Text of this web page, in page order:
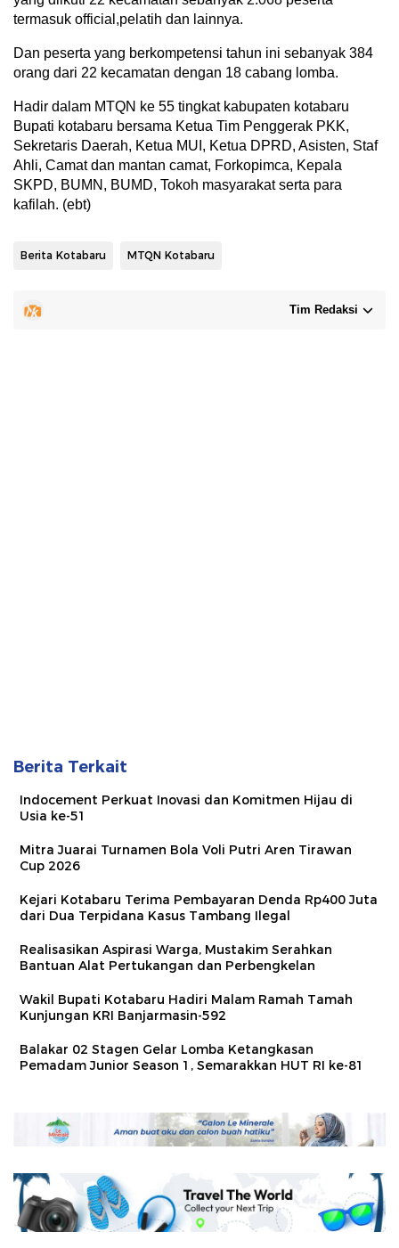
termasuk official,pelatih dan lainnya.
Dan peserta yang berkompetensi tahun ini sebanyak 384
orang dari 22 kecamatan dengan 18 cabang lomba.
Hadir dalam MTQN ke 55 tingkat kabupaten kotabaru
Bupati kotabaru bersama Ketua Tim Penggerak PKK,
Sekretaris Daerah, Ketua MUI, Ketua DPRD, Asisten, Staf
Ahli, Camat dan mantan camat, Forkopimca, Kepala
SKPD, BUMN, BUMD, Tokoh masyarakat serta para
kafilah. (ebt)
Berita Kotabaru MTQN Kotabaru
Tim Redaksi
Berita Terkait
Indocement Perkuat Inovasi dan Komitmen Hijau di
Usia ke-51
Mitra Juarai Turnamen Bola Voli Putri Aren Tirawan
Cup 2026
Kejari Kotabaru Terima Pembayaran Denda Rp400 Juta
dari Dua Terpidana Kasus Tambang Ilegal
Realisasikan Aspirasi Warga, Mustakim Serahkan
Bantuan Alat Pertukangan dan Perbengkelan
Wakil Bupati Kotabaru Hadiri Malam Ramah Tamah
Kunjungan KRI Banjarmasin-592
Balakar 02 Stagen Gelar Lomba Ketangkasan
Pemadam Junior Season 1, Semarakkan HUT RI ke-81